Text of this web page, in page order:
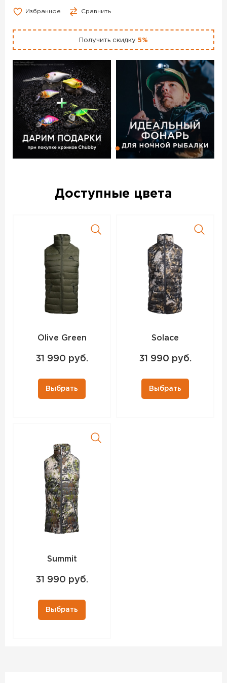
Избранное Сравнить
Получить скидку 5%
Доступные цвета
Olive Green
31 990 руб.
Выбрать
Solace
31 990 руб.
Выбрать
Summit
31 990 руб.
Выбрать